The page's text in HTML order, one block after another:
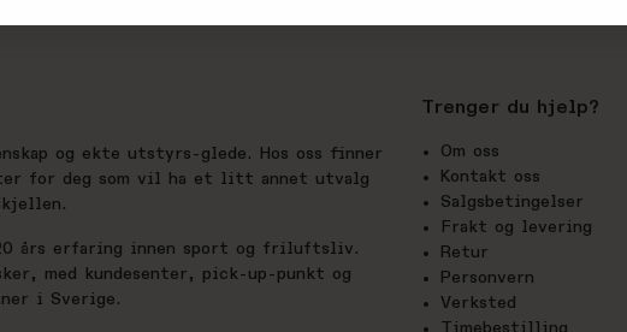
og ekte utstyrs-glede. Hos oss finner
for deg som vil ha et litt annet utvalg
års erfaring innen sport og friluftsliv.
med kundesenter, pick-up-punkt og
i Sverige.
Trenger du hjelp?
Om oss
Kontakt oss
Salgsbetingelser
Frakt og levering
Retur
Personvern
Verksted
Timebestilling